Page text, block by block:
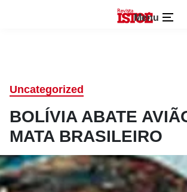
Menu
Uncategorized
BOLÍVIA ABATE
MATA BRASILEIRO